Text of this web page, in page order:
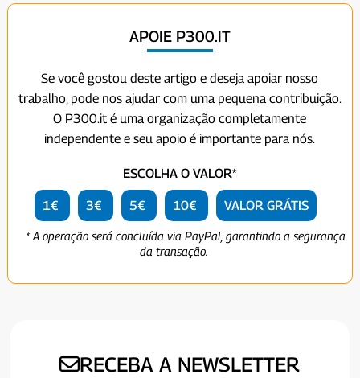
APOIE P300.IT
Se você gostou deste artigo e deseja apoiar nosso
trabalho, pode nos ajudar com uma pequena contribuição.
O P300.it é uma organização completamente
independente e seu apoio é importante para nós.
ESCOLHA O VALOR*
1€ 3€ 5€ 10€ VALOR GRÁTIS
* A operação será concluída via PayPal, garantindo a segurança
da transação.
RECEBA A NEWSLETTER